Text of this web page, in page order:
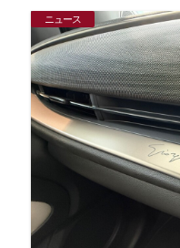
ニュース